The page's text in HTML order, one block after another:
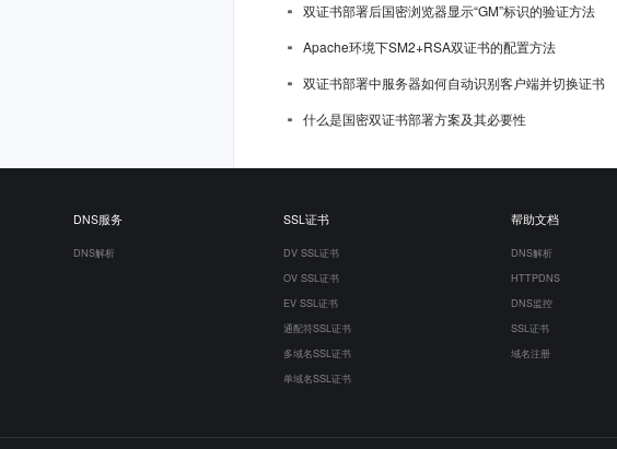
双证书部署后国密浏览器显示“GM”标识的验证方法
Apache环境下SM2+RSA双证书的配置方法
双证书部署中服务器如何自动识别客户端并切换证书
什么是国密双证书部署方案及其必要性
DNS服务
DNS解析
SSL证书
DV SSL证书
OV SSL证书
EV SSL证书
通配符SSL证书
多域名SSL证书
单域名SSL证书
帮助文档
DNS解析
HTTPDNS
DNS监控
SSL证书
域名注册